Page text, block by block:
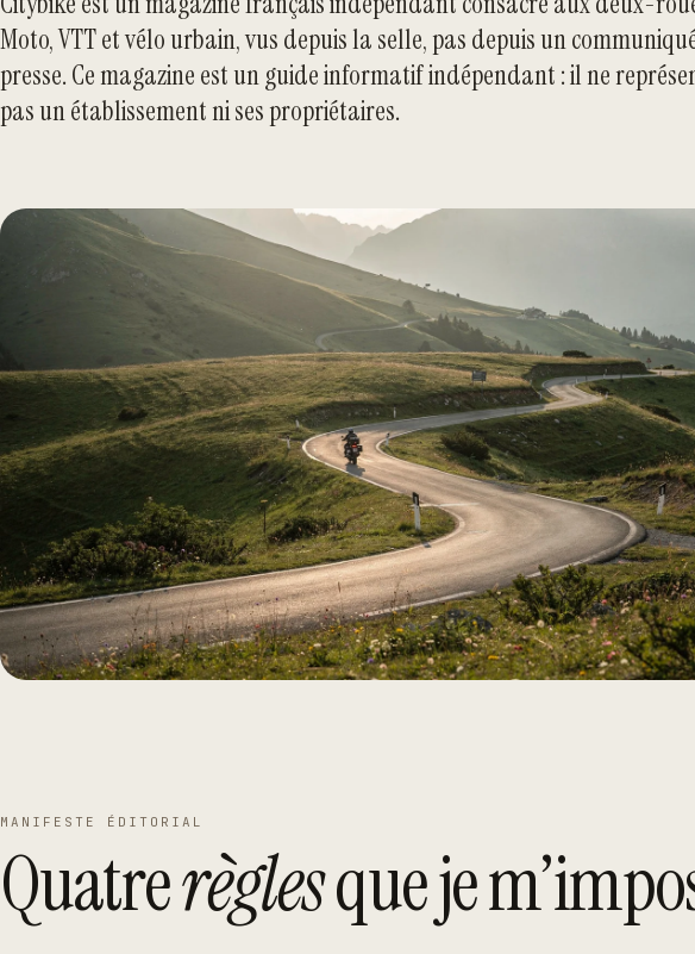
Moto, VTT et vélo urbain, vus depuis la selle, pas depuis un
presse. Ce magazine est un guide informatif indépendant : il ne
pas un établissement ni ses propriétaires.
MANIFESTE ÉDITORIAL
Quatrerèglesque je